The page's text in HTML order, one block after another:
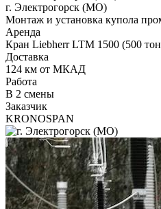
г. Электрогорск (МО)
Монтаж и установка купола
Аренда
Кран Liebherr LTM 1500 (500
Доставка
124 км от МКАД
Работа
В 2 смены
Заказчик
KRONOSPAN